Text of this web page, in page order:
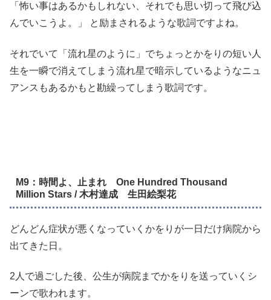
「怖い事はあるかもしれない、それでも思い切って飛び込
んでいこうよ。」 と励まされるような歌詞ですよね。
それでいて「流れ星のように」でちょっとかをりの短い人
生を一瞬で消えてしまう流れ星で暗示しているようなニュ
アンスもあるかもと勘繰ってしまう歌詞です。
M9：時間よ、止まれ One Hundred Thousand
Million Stars / 木村達成 生田絵梨花
どんどん症状が悪くなっていくかをりが一日だけ病院から
出てきた日。
2人で過ごした後、公生が病院までかをりを送っていくシ
ーンで歌われます。